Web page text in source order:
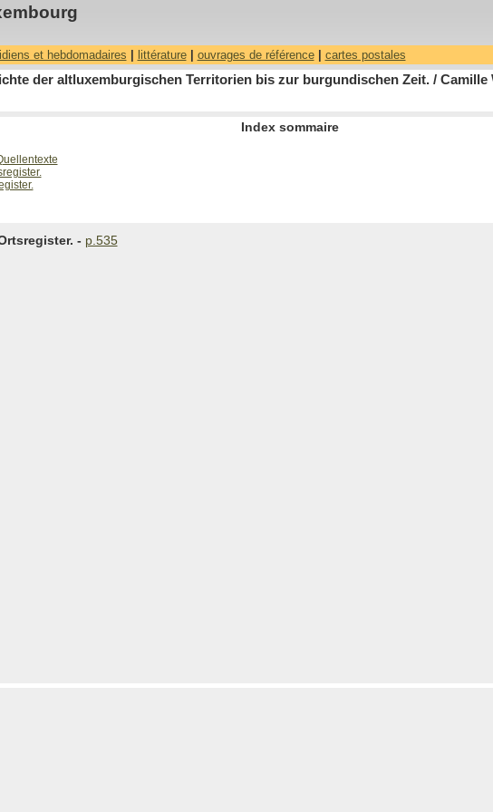
et hebdomadaires littérature| ouvrages de référence| cartes postales
der altluxemburgischen Territorien bis zur burgundischen Zeit. / Camille
Index sommaire
- p.535